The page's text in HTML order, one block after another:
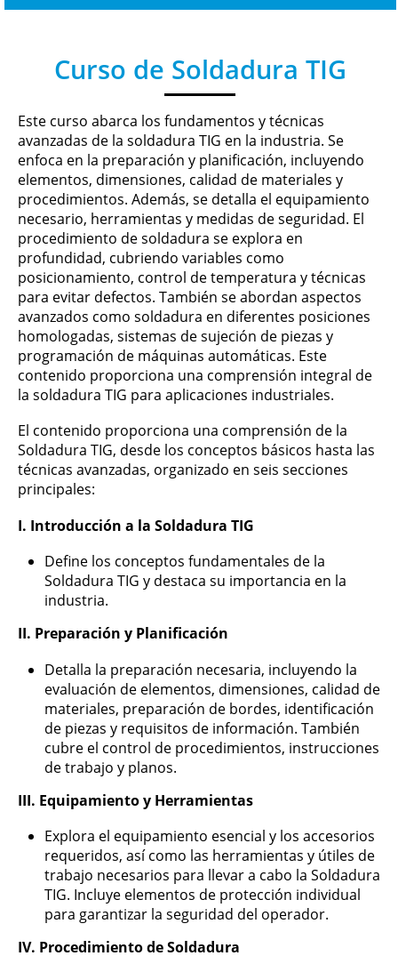
Curso de Soldadura TIG
Este curso abarca los fundamentos y técnicas
avanzadas de la soldadura TIG en la industria. Se
enfoca en la preparación y planificación, incluyendo
elementos, dimensiones, calidad de materiales y
procedimientos. Además, se detalla el equipamiento
necesario, herramientas y medidas de seguridad. El
procedimiento de soldadura se explora en
profundidad, cubriendo variables como
posicionamiento, control de temperatura y técnicas
para evitar defectos. También se abordan aspectos
avanzados como soldadura en diferentes posiciones
homologadas, sistemas de sujeción de piezas y
programación de máquinas automáticas. Este
contenido proporciona una comprensión integral de
la soldadura TIG para aplicaciones industriales.
El contenido proporciona una comprensión de la
Soldadura TIG, desde los conceptos básicos hasta las
técnicas avanzadas, organizado en seis secciones
principales:
I. Introducción a la Soldadura TIG
Define los conceptos fundamentales de la
Soldadura TIG y destaca su importancia en la
industria.
II. Preparación y Planificación
Detalla la preparación necesaria, incluyendo la
evaluación de elementos, dimensiones, calidad de
materiales, preparación de bordes, identificación
de piezas y requisitos de información. También
cubre el control de procedimientos, instrucciones
de trabajo y planos.
III. Equipamiento y Herramientas
Explora el equipamiento esencial y los accesorios
requeridos, así como las herramientas y útiles de
trabajo necesarios para llevar a cabo la Soldadura
TIG. Incluye elementos de protección individual
para garantizar la seguridad del operador.
IV. Procedimiento de Soldadura